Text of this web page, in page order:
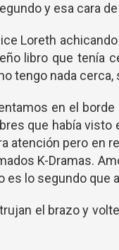
y esa cara
Loreth
libro que tenía
tengo nada
en el borde
que había visto
atención pero en
K-Dramas.
es lo segundo que
el brazo y